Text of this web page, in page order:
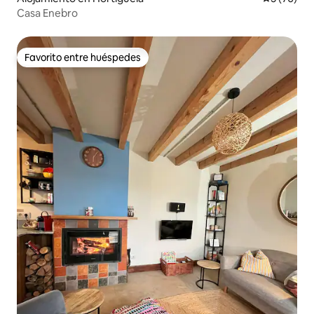
Casa Enebro
Favorito entre huéspedes
Favorito entre huéspedes